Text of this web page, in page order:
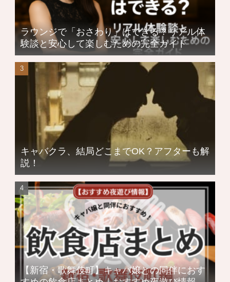
ラウンジで「おさわり」はできる？リアル体
験談と安心して楽しむための完全ガイド
キャバクラ、結局どこまでOK？アフターも解
説！
【新宿・歌舞伎町】キャバ嬢との同伴におす